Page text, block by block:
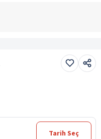
Tarih Seç